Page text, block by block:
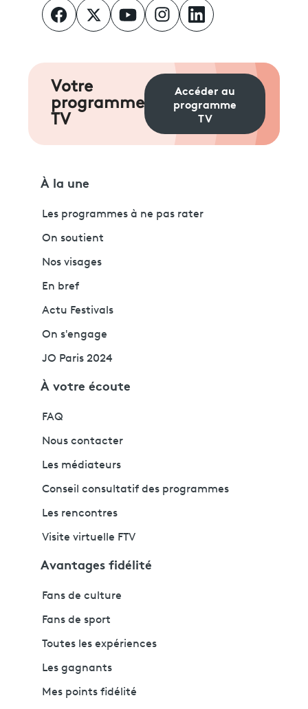
Votre
programme
TV
Accéder au
programme
TV
À la une
Les programmes à ne pas rater
On soutient
Nos visages
En bref
Actu Festivals
On s'engage
JO Paris 2024
À votre écoute
FAQ
Nous contacter
Les médiateurs
Conseil consultatif des programmes
Les rencontres
Visite virtuelle FTV
Avantages fidélité
Fans de culture
Fans de sport
Toutes les expériences
Les gagnants
Mes points fidélité